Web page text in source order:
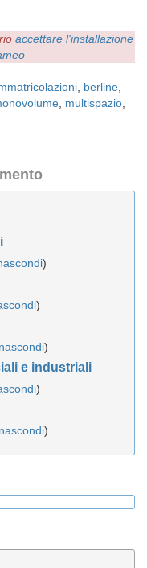
accettare l'installazione
berline
multispazio
)
)
)
e industriali
)
)